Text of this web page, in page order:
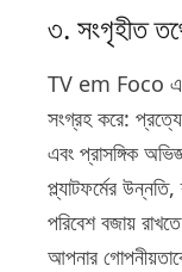
৩. সংগৃহীত
TV em Foco
সংগ্রহ করে:
এবং প্রাসঙ্গিক
প্ল্যাটফর্মের
পরিবেশ বজায়
আপনার